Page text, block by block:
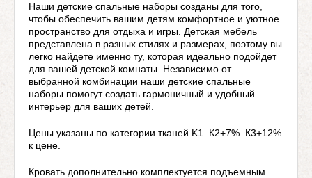
Наши детские спальные наборы созданы для того,
чтобы обеспечить вашим детям комфортное и уютное
пространство для отдыха и игры. Детская мебель
представлена ​​в разных стилях и размерах, поэтому вы
легко найдете именно ту, которая идеально подойдет
для вашей детской комнаты. Независимо от
выбранной комбинации наши детские спальные
наборы помогут создать гармоничный и удобный
интерьер для ваших детей.
Цены указаны по категории тканей K1 .К2+7%. К3+12%
к цене.
Кровать дополнительно комплектуется подъемным